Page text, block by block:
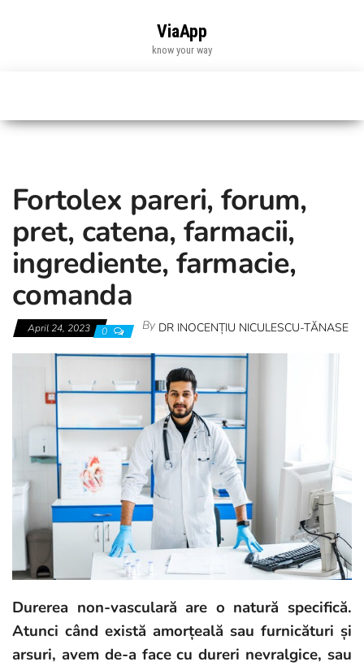
ViaApp
know your way
Fortolex pareri, forum,
pret, catena, farmacii,
ingrediente, farmacie,
comanda
April 24, 2023 0 By DR INOCENȚIU NICULESCU-TĂNASE
Durerea non-vasculară are o natură specifică.
Atunci când există amorțeală sau furnicături și
arsuri, avem de-a face cu dureri nevralgice, sau